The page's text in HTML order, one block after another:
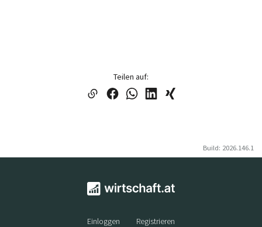
Teilen auf:
Build: 2026.146.1
Einloggen Registrieren